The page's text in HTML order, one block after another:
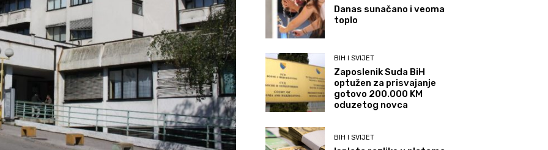
Danas sunačano i veoma
toplo
BIH I SVIJET
Zaposlenik Suda BiH
optužen za prisvajanje
gotovo 200.000 KM
oduzetog novca
BIH I SVIJET